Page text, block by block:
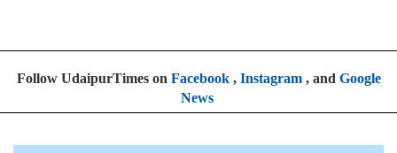
News